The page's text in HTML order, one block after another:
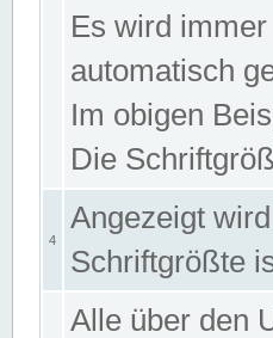
Es wird
automatisch
Im obigen
Die
4
Angezeigt
Schriftgrößte
Alle über den